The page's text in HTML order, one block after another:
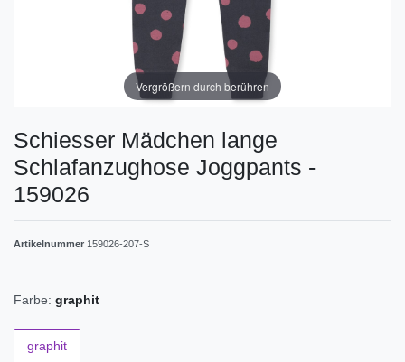
Vergrößern durch berühren
Schiesser Mädchen lange
Schlafanzughose Joggpants -
159026
Artikelnummer 159026-207-S
Farbe: graphit
graphit